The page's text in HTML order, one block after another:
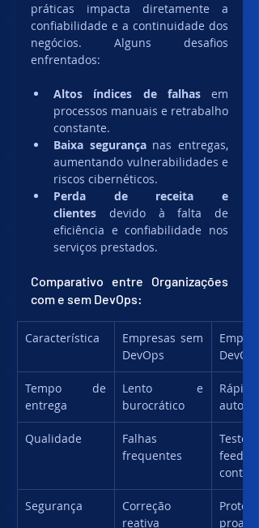
práticas impacta diretamente a
confiabilidade e a continuidade dos
negócios. Alguns desafios
enfrentados:
Altos índices de falhas em
processos manuais e retrabalho
constante.
Baixa segurança nas entregas,
aumentando vulnerabilidades e
riscos cibernéticos.
Perda de receita e
clientes devido à falta de
eficiência e confiabilidade nos
serviços prestados.
Comparativo entre Organizações
com e sem DevOps:
Característica
Empresas sem
DevOps
DevOps
Tempo de
entrega
Lento e
burocrático
Qualidade
Falhas
frequentes
Segurança
Correção
reativa
Proteção
proativa